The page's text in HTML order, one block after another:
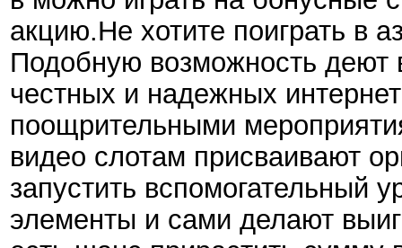
акцию.Не хотите поиграть в
Подобную возможность деют
честных и надежных
поощрительными
видео слотам присваивают
запустить вспомогательный
элементы и сами делают